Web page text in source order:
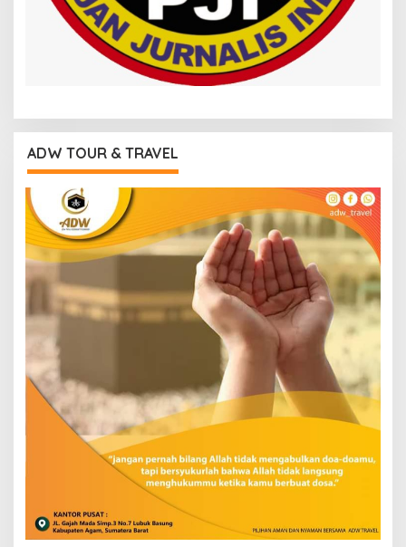
ADW TOUR & TRAVEL